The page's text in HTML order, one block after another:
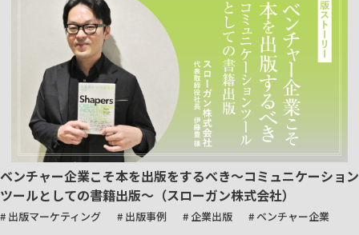
ベンチャー企業こそ本を出版をするべき～コミュニケーション
ツールとしての書籍出版～（スローガン株式会社）
# 出版マーケティング # 出版事例 # 企業出版 # ベンチャー企業